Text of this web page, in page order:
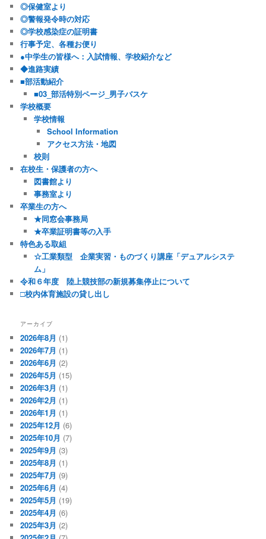
◎保健室より
◎警報発令時の対応
◎学校感染症の証明書
行事予定、各種お便り
●中学生の皆様へ：入試情報、学校紹介など
◆進路実績
■部活動紹介
■03_部活特別ページ_男子バスケ
学校概要
学校情報
School Information
アクセス方法・地図
校則
在校生・保護者の方へ
図書館より
事務室より
卒業生の方へ
★同窓会事務局
★卒業証明書等の入手
特色ある取組
☆工業類型 企業実習・ものづくり講座「デュアルシステ
ム」
令和６年度 陸上競技部の新規募集停止について
□校内体育施設の貸し出し
アーカイブ
2026年8月 (1)
2026年7月 (1)
2026年6月 (2)
2026年5月 (15)
2026年3月 (1)
2026年2月 (1)
2026年1月 (1)
2025年12月 (6)
2025年10月 (7)
2025年9月 (3)
2025年8月 (1)
2025年7月 (9)
2025年6月 (4)
2025年5月 (19)
2025年4月 (6)
2025年3月 (2)